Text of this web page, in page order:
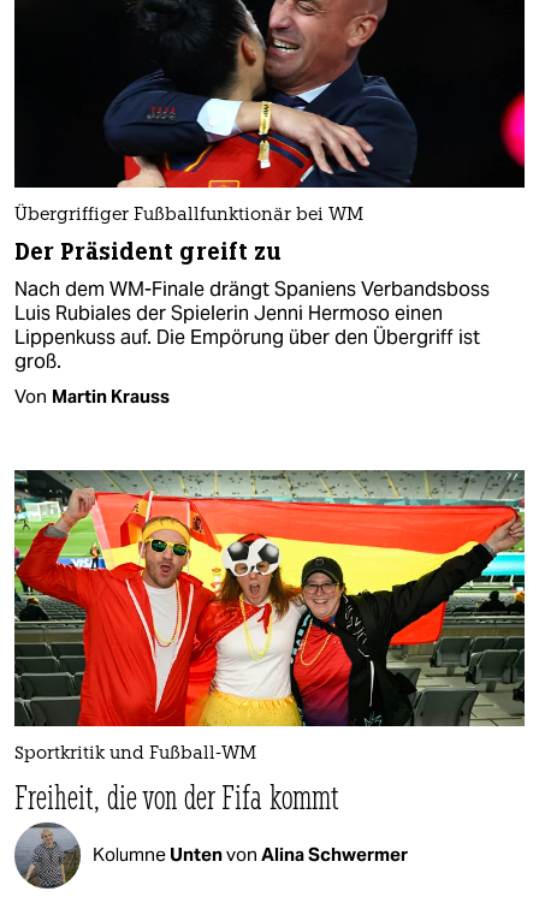
Übergriffiger Fußballfunktionär bei WM
Der Präsident greift zu
Nach dem WM-Finale drängt Spaniens Verbandsboss
Luis Rubiales der Spielerin Jenni Hermoso einen
Lippenkuss auf. Die Empörung über den Übergriff ist
groß.
Von Martin Krauss
Sportkritik und Fußball-WM
Freiheit, die von der Fifa kommt
Kolumne Untenvon Alina Schwermer